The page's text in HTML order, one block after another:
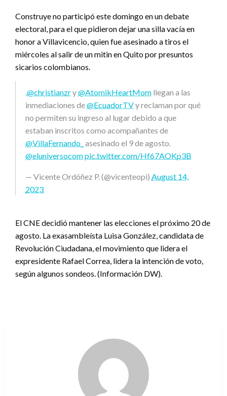
Construye no participó este domingo en un debate
electoral, para el que pidieron dejar una silla vacía en
honor a Villavicencio, quien fue asesinado a tiros el
miércoles al salir de un mitin en Quito por presuntos
sicarios colombianos.
.@christianzry@AtomikHeartMom llegan a las
inmediaciones de@EcuadorTVy reclaman por qué
no permiten su ingreso al lugar debido a que
estaban inscritos como acompañantes de
@VillaFernando_ asesinado el 9 de agosto.
@eluniversocompic.twitter.com/Hf67AOKp3B
— Vicente Ordóñez P. (@vicenteopi) August 14,
2023
El CNE decidió mantener las elecciones el próximo 20 de
agosto. La exasambleísta Luisa González, candidata de
Revolución Ciudadana, el movimiento que lidera el
expresidente Rafael Correa, lidera la intención de voto,
según algunos sondeos. (Información DW).